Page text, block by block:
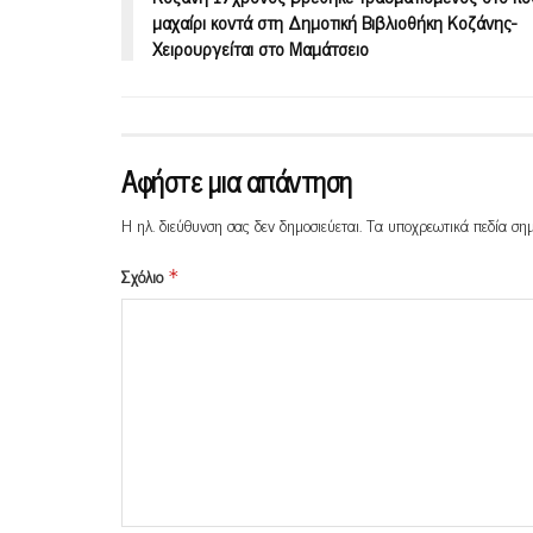
μαχαίρι κοντά στη Δημοτική Βιβλιοθήκη Κοζάνης-
Χειρουργείται στο Μαμάτσειο
Αφήστε μια απάντηση
Η ηλ. διεύθυνση σας δεν δημοσιεύεται.Τα υποχρεωτικά πεδία
Σχόλιο *